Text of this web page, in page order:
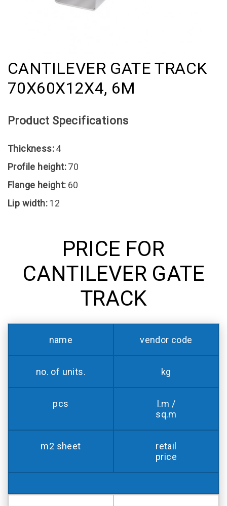
CANTILEVER GATE TRACK
70Х60Х12Х4, 6M
Product Specifications
Thickness:4
Profile height:70
Flange height: 60
Lip width:12
PRICE FOR
CANTILEVER GATE
TRACK
name vendor code
no. of units. kg
pcs
l.m /
sq.m
m2 sheet
retail
price